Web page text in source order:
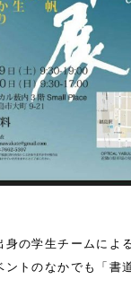
身の学生チームによ
ントのなかでも「書